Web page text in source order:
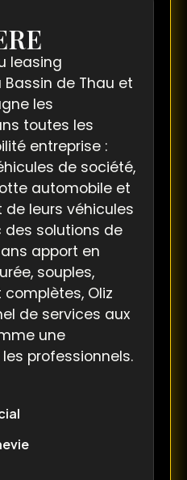
leasing
de Thau et
les
toutes les
entreprise :
de société,
automobile et
leurs véhicules
des solutions de
apport en
souples,
Oliz
de services aux
une
professionnels.